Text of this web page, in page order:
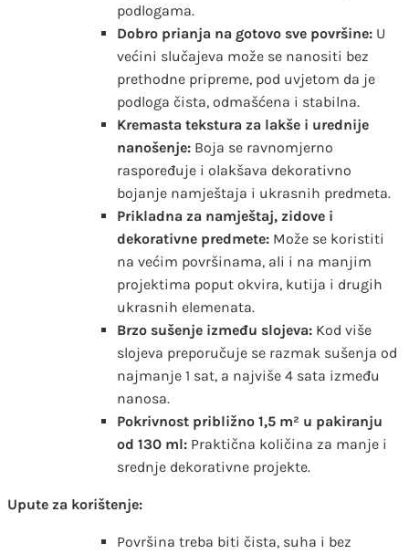
podlogama.
Dobro prianja na gotovo sve površine: U
većini slučajeva može se nanositi bez
prethodne pripreme, pod uvjetom da je
podloga čista, odmašćena i stabilna.
Kremasta tekstura za lakše i urednije
nanošenje: Boja se ravnomjerno
raspoređuje i olakšava dekorativno
bojanje namještaja i ukrasnih predmeta.
Prikladna za namještaj, zidove i
dekorativne predmete: Može se koristiti
na većim površinama, ali i na manjim
projektima poput okvira, kutija i drugih
ukrasnih elemenata.
Brzo sušenje između slojeva: Kod više
slojeva preporučuje se razmak sušenja od
najmanje 1 sat, a najviše 4 sata između
nanosa.
Pokrivnost približno 1,5 m² u pakiranju
od 130 ml: Praktična količina za manje i
srednje dekorativne projekte.
Upute za korištenje:
Površina treba biti čista, suha i bez